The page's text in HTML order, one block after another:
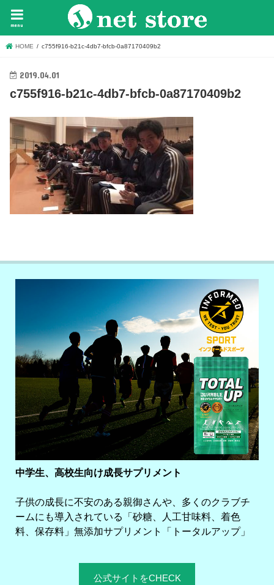
menu
HOME c755f916-b21c-4db7-bfcb-0a87170409b2
2019.04.01
c755f916-b21c-4db7-bfcb-0a87170409b2
中学生、高校生向け成長サプリメント
子供の成長に不安のある親御さんや、多くのクラブチ
ームにも導入されている「砂糖、人工甘味料、着色
料、保存料」無添加サプリメント「トータルアップ」
公式サイトをCHECK